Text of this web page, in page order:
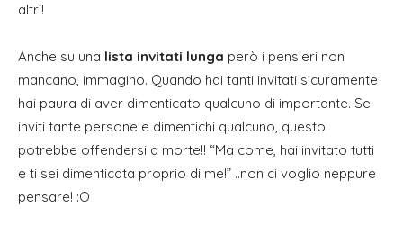
altri!
Anche su una lista invitati lunga però i pensieri non
mancano, immagino. Quando hai tanti invitati sicuramente
hai paura di aver dimenticato qualcuno di importante. Se
inviti tante persone e dimentichi qualcuno, questo
potrebbe offendersi a morte!! “Ma come, hai invitato tutti
e ti sei dimenticata proprio di me!” ..non ci voglio neppure
pensare! :O